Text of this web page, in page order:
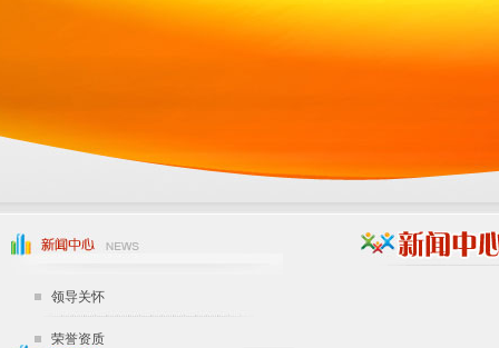
领导关怀
荣誉资质